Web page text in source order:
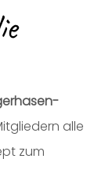
alle
zum